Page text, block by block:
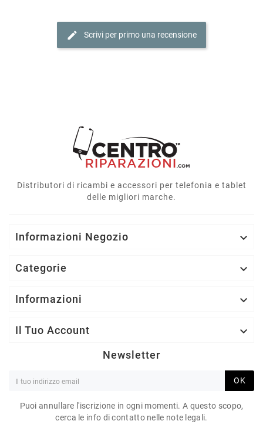
edit Scrivi per primo una recensione
Distributori di ricambi e accessori per telefonia e tablet
delle migliori marche.
Informazioni Negozio 
Categorie 
Informazioni 
Il Tuo Account 
Newsletter
OK
Puoi annullare l'iscrizione in ogni momenti. A questo scopo,
cerca le info di contatto nelle note legali.